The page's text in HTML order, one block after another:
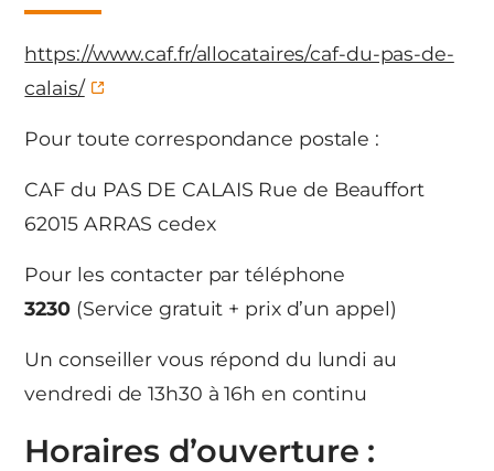
https://www.caf.fr/allocataires/caf-du-pas-de-
calais/
Pour toute correspondance postale :
CAF du PAS DE CALAIS Rue de Beauffort
62015 ARRAS cedex
Pour les contacter par téléphone
3230 (Service gratuit + prix d’un appel)
Un conseiller vous répond du lundi au
vendredi de 13h30 à 16h en continu
Horaires d’ouverture :